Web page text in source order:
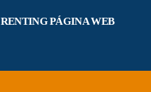
RENTING PÁGINA WEB